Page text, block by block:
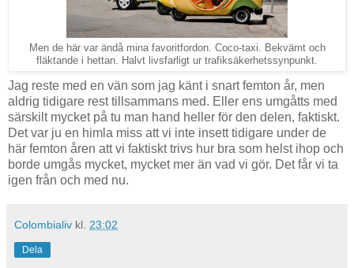
Men de här var ändå mina favoritfordon. Coco-taxi. Bekvämt och
fläktande i hettan. Halvt livsfarligt ur trafiksäkerhetssynpunkt.
Jag reste med en vän som jag känt i snart femton år, men
aldrig tidigare rest tillsammans med. Eller ens umgåtts med
särskilt mycket på tu man hand heller för den delen, faktiskt.
Det var ju en himla miss att vi inte insett tidigare under de
här femton åren att vi faktiskt trivs hur bra som helst ihop och
borde umgås mycket, mycket mer än vad vi gör. Det får vi ta
igen från och med nu.
Colombialiv kl. 23:02
Dela